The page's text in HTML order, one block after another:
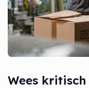
Wees